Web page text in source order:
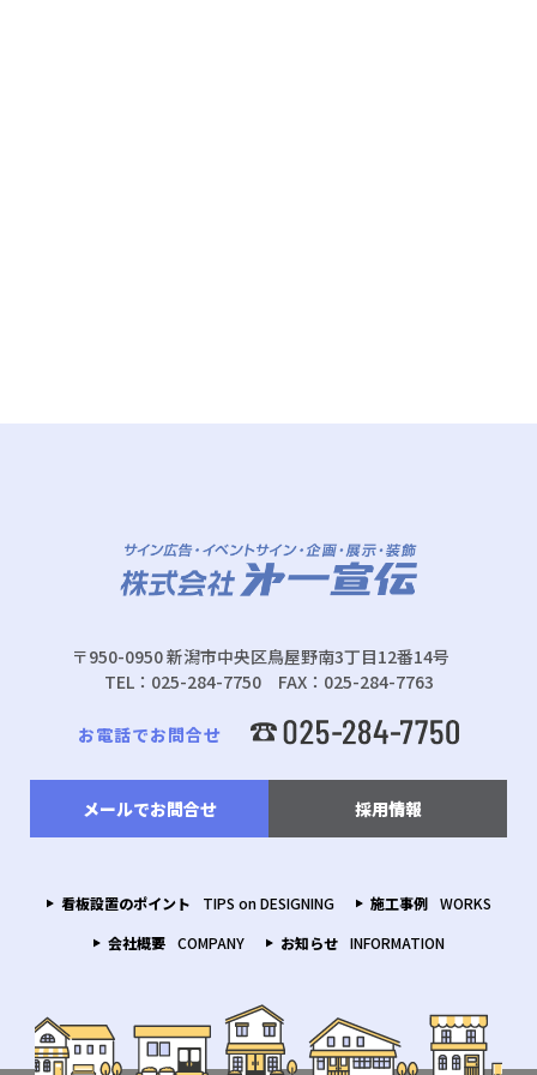
〒950-0950 新潟市中央区鳥屋野南3丁目12番14号
TEL：025-284-7750 FAX：025-284-7763
お電話でお問合せ
メールでお問合せ 採用情報
看板設置のポイント TIPS on DESIGNING 施工事例
WORKS
会社概要
COMPANY お知らせ INFORMATION